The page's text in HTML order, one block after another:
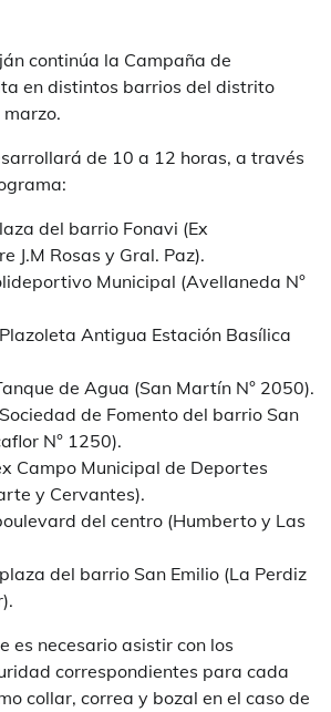
continúa la Campaña de
en distintos barrios del distrito
de 10 a 12 horas, a través
del barrio Fonavi (Ex
J.M Rosas y Gral. Paz).
Municipal (Avellaneda N°
Antigua Estación Basílica
de Agua (San Martín N° 2050).
de Fomento del barrio San
N° 1250).
Campo Municipal de Deportes
y Cervantes).
del centro (Humberto y Las
del barrio San Emilio (La Perdiz
es necesario asistir con los
correspondientes para cada
collar, correa y bozal en el caso de